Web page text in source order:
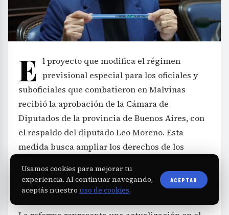
E l proyecto que modifica el régimen
previsional especial para los oficiales y
suboficiales que combatieron en Malvinas
recibió la aprobación de la Cámara de
Diputados de la provincia de Buenos Aires, con
el respaldo del diputado Leo Moreno. Esta
medida busca ampliar los derechos de los
estatal hacia quienes defendieron la soberanía
nacional en 1982.
Usamos cookies para mejorar tu
experiencia. Al continuar navegando,
aceptás nuestro uso de cookies.
ACEPTAR